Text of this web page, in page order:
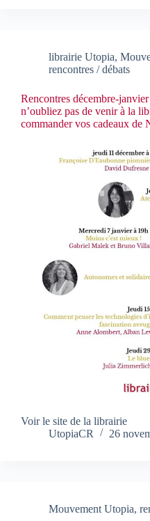
librairie Utopia,
rencontres / débats
Rencontres décembre-
n’oubliez pas de venir à la
commander vos cadeaux de
Voir le site de la librairie
UtopiaCR
26
Mouvement Utopia,